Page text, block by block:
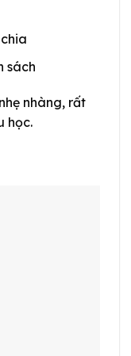
sách
nhẹ nhàng, rất
học.